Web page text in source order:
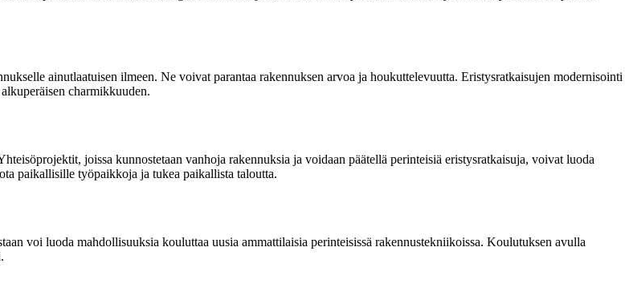
ainutlaatuisen ilmeen. Ne voivat parantaa rakennuksen arvoa ja houkuttelevuutta. Eristysratkaisujen modernisointi
charmikkuuden.
joissa kunnostetaan vanhoja rakennuksia ja voidaan päätellä perinteisiä eristysratkaisuja, voivat luoda
paikallisille työpaikkoja ja tukea paikallista taloutta.
voi luoda mahdollisuuksia kouluttaa uusia ammattilaisia perinteisissä rakennustekniikoissa. Koulutuksen avulla